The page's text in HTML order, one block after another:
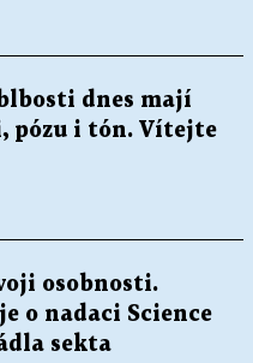
dnes mají
pózu i tón. Vítejte
osobnosti.
o nadaci Science
sekta